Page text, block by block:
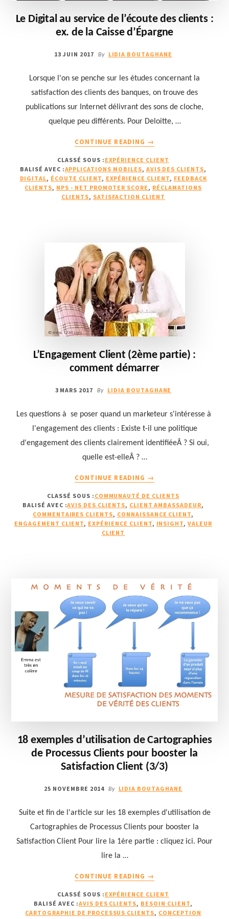
Le Digital au service de l’écoute des clients :
ex. de la Caisse d’Épargne
13 JUIN 2017 By LIDIA BOUTAGHANE
Lorsque l'on se penche sur les études concernant la
satisfaction des clients des banques, on trouve des
publications sur Internet délivrant des sons de cloche,
quelque peu différents. Pour Deloitte, …
CONTINUE READING
DIGITAL
AU
SERVICE
DE
EX.
DE
LA
CAISSE
D’ÉPARGNE
→
CLASSÉ SOUS : EXPÉRIENCE CLIENT
BALISÉ AVEC :APPLICATIONS MOBILES, AVIS DES CLIENTS,
DIGITAL, ÉCOUTE CLIENT, EXPÉRIENCE CLIENT, FEEDBACK
CLIENTS, NPS - NET PROMOTER SCORE , RÉCLAMATIONS
CLIENTS, SATISFACTION CLIENT
L’Engagement Client (2ème partie) :
comment démarrer
3 MARS 2017 By LIDIA BOUTAGHANE
Les questions à se poser quand un marketeur s'intéresse à
l'engagement des clients : Existe t-il une politique
d'engagement des clients clairement identifiéeÂ ? Si oui,
quelle est-elleÂ ? …
CONTINUE READING
CLIENT
(2ÈME
PARTIE)
→
CLASSÉ SOUS : COMMUNAUTÉ DE CLIENTS
BALISÉ AVEC :AVIS DES CLIENTS, CLIENT AMBASSADEUR,
COMMENTAIRES CLIENTS, CONNAISSANCE CLIENT,
ENGAGEMENT CLIENT, EXPÉRIENCE CLIENT, INSIGHT,VALEUR
CLIENT
18 exemples d’utilisation de Cartographies
de Processus Clients pour booster la
Satisfaction Client (3/3)
25 NOVEMBRE 2014 By LIDIA BOUTAGHANE
Suite et fin de l'article sur les 18 exemples d'utilisation de
Cartographies de Processus Clients pour booster la
Satisfaction Client Pour lire la 1ère partie : cliquez ici. Pour
lire la …
CONTINUE READING
EXEMPLES
D’UTILISATION
→
CLASSÉ SOUS : EXPÉRIENCE CLIENT
BALISÉ AVEC :AVIS DES CLIENTS, BESOIN CLIENT,
CARTOGRAPHIE DE PROCESSUS CLIENTS, CONCEPTION